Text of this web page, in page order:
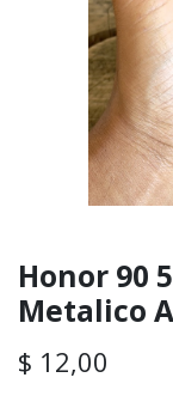
Honor 90
Metalico
$ 12,00